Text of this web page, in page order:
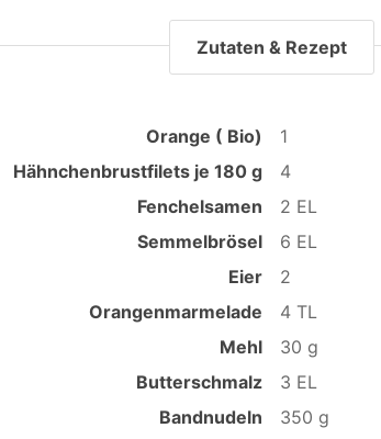
Zutaten & Rezept
Orange ( Bio)
1
Hähnchenbrustfilets je 180 g
4
Fenchelsamen
2 EL
Semmelbrösel
6 EL
Eier
2
Orangenmarmelade
4 TL
Mehl
30 g
Butterschmalz
3 EL
Bandnudeln
350 g